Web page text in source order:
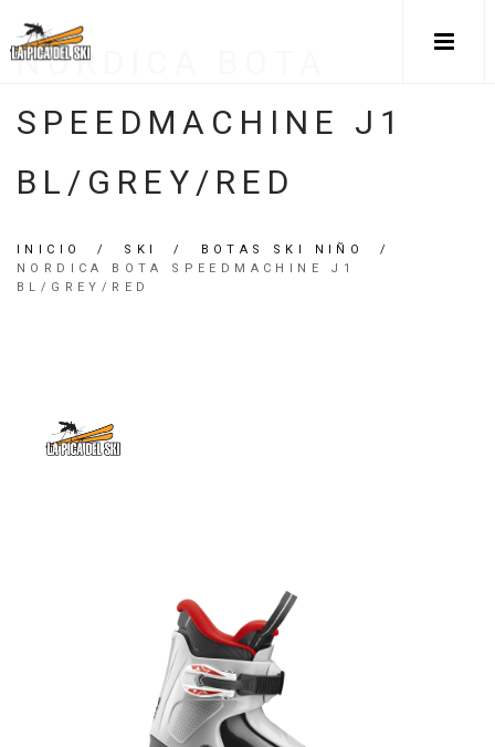
NORDICA BOTA
SPEEDMACHINE J1
BL/GREY/RED
INICIO / SKI / BOTAS SKI NIÑO
/
NORDICA BOTA SPEEDMACHINE J1
BL/GREY/RED